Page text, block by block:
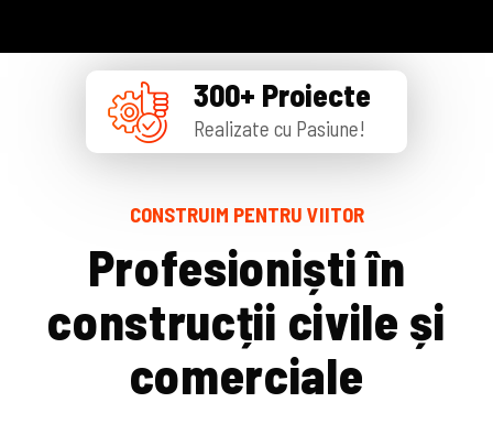
300+ Proiecte
Realizate cu Pasiune!
CONSTRUIM PENTRU VIITOR
Profesioniști în
construcții civile și
comerciale